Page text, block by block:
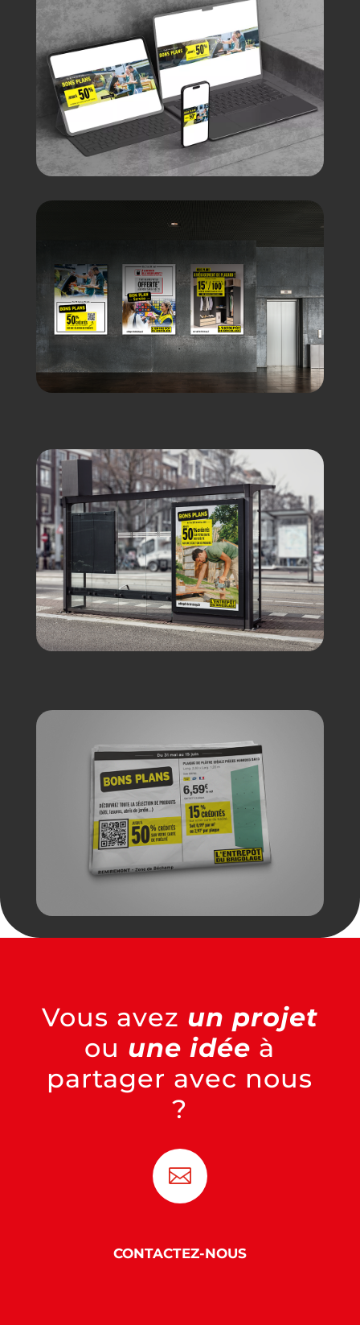
Vous avez un projet
ou une idée à
partager avec nous
?

CONTACTEZ-NOUS